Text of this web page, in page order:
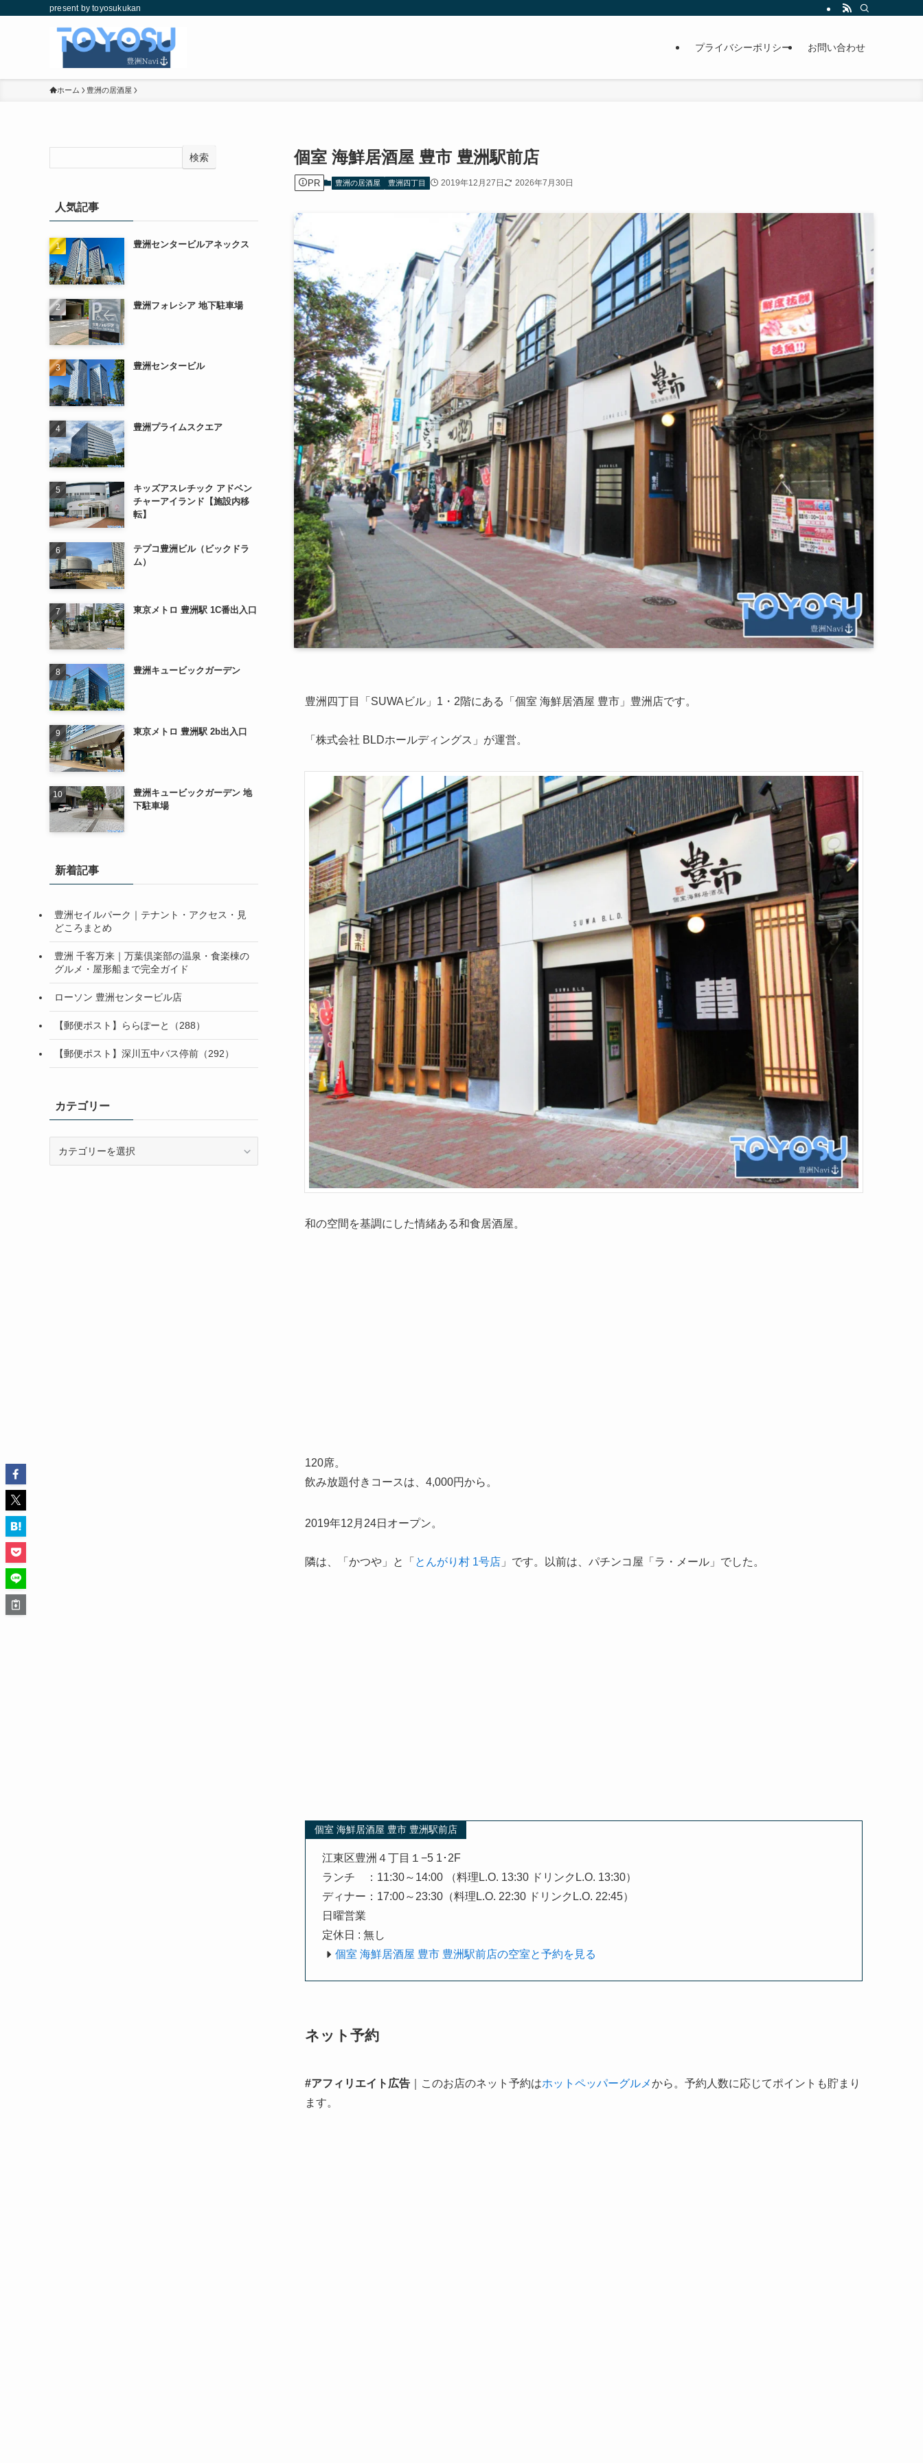
present by toyosukukan
プライバシーポリシー お問い合わせ
ホーム 豊洲の居酒屋
個室 海鮮居酒屋 豊市 豊洲駅前店
PR 豊洲の居酒屋 豊洲四丁目 2019年12月27日 2026年7月30日
豊洲四丁目「SUWAビル」1・2階にある「個室 海鮮居酒屋 豊市」豊洲店です。
「株式会社 BLDホールディングス」が運営。
和の空間を基調にした情緒ある和食居酒屋。
120席。
飲み放題付きコースは、4,000円から。
2019年12月24日オープン。
隣は、「かつや」と「 とんがり村 1号店 」です。以前は、パチンコ屋「ラ・メール」でした。
個室 海鮮居酒屋 豊市 豊洲駅前店
江東区豊洲４丁目１−5 1･2F
ランチ ：11:30～14:00 （料理L.O. 13:30 ドリンクL.O. 13:30）
ディナー：17:00～23:30（料理L.O. 22:30 ドリンクL.O. 22:45）
日曜営業
定休日 : 無し
個室 海鮮居酒屋 豊市 豊洲駅前店の空室と予約を見る
ネット予約
#アフィリエイト広告 ｜このお店のネット予約はホットペッパーグルメから。予約人数に応じてポイントも貯まり
ます。
検索
人気記事
豊洲センタービルアネックス
豊洲フォレシア 地下駐車場
豊洲センタービル
豊洲プライムスクエア
キッズアスレチック アドベン
チャーアイランド【施設内移
転】
テプコ豊洲ビル（ビックドラ
ム）
東京メトロ 豊洲駅 1C番出入口
豊洲キュービックガーデン
東京メトロ 豊洲駅 2b出入口
豊洲キュービックガーデン 地
下駐車場
新着記事
豊洲セイルパーク｜テナント・アクセス・見
どころまとめ
豊洲 千客万来｜万葉倶楽部の温泉・食楽棟の
グルメ・屋形船まで完全ガイド
ローソン 豊洲センタービル店
【郵便ポスト】ららぽーと（288）
【郵便ポスト】深川五中バス停前（292）
カテゴリー